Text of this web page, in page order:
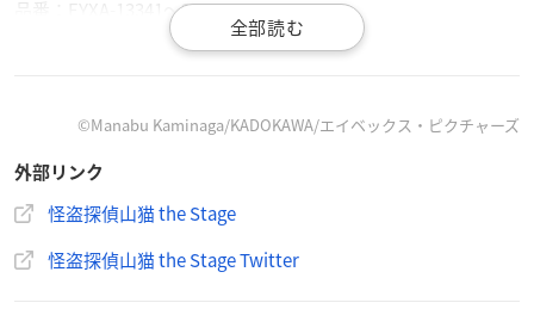
品番：EYXA-13341～2
価格：¥7,200（税抜）
【収録内容】
DISC2：バックステージ映像、キャストコメント等
©Manabu Kaminaga/KADOKAWA/エイベックス・ピクチャーズ
外部リンク
怪盗探偵山猫 the Stage
怪盗探偵山猫 the Stage Twitter